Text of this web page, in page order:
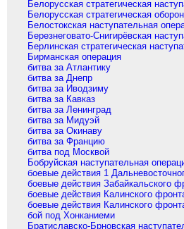
Белорусская стратегическая
Белорусская стратегическая
Белостокская наступательная
Березнеговато-Снигирёвская
Берлинская стратегическая
Бирманская операция
битва за Атлантику
битва за Днепр
битва за Иводзиму
битва за Кавказ
битва за Ленинград
битва за Мидуэй
битва за Окинаву
битва за Францию
битва под Москвой
Бобруйская наступательная
боевые действия 1
боевые действия Забайкальского
боевые действия Калинского
боевые действия Калинского
бой под Хонканиеми
Братиславско-Брновская